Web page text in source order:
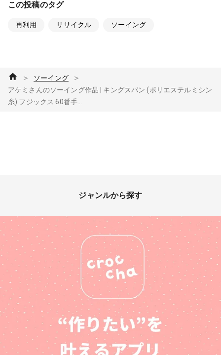
この投稿のタグ
再利用 リサイクル ソーイング
＞ ソーイング ＞
アケミさんのソーイング作品 | キングスパン (ポリエステルミシン
糸) フジックス 60番手...
ジャンルから探す